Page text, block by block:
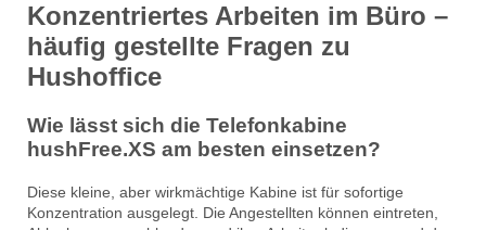
Konzentriertes Arbeiten im Büro –
häufig gestellte Fragen zu
Hushoffice
Wie lässt sich die Telefonkabine
hushFree.XS am besten einsetzen?
Diese kleine, aber wirkmächtige Kabine ist für sofortige
Konzentration ausgelegt. Die Angestellten können eintreten,